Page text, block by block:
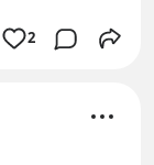
2